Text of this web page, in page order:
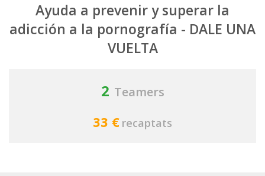
Ayuda a prevenir y superar la
adicción a la pornografía - DALE UNA
VUELTA
2 Teamers
33 € recaptats